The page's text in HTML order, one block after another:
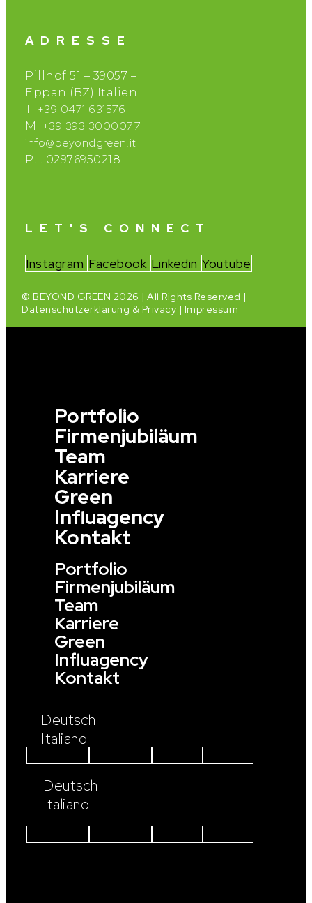
ADRESSE
Pillhof 51 – 39057 –
Eppan (BZ) Italien
T. +39 0471 631576
M. +39 393 3000077
info@beyondgreen.it
P.I. 02976950218
LET'S CONNECT
Instagram Facebook Linkedin Youtube
© BEYOND GREEN 2026 | All Rights Reserved |
Datenschutzerklärung & Privacy | Impressum
Portfolio
Firmenjubiläum
Team
Karriere
Green
Influagency
Kontakt
Portfolio
Firmenjubiläum
Team
Karriere
Green
Influagency
Kontakt
Deutsch
Italiano
Deutsch
Italiano